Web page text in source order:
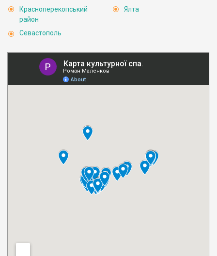
Красноперекопський
район
Севастополь
Ялта